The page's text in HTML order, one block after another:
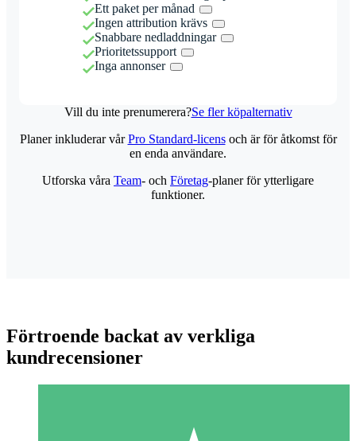
Ett paket per månad
Ingen attribution krävs
Snabbare nedladdningar
Prioritetssupport
Inga annonser
Vill du inte prenumerera?Se fler köpalternativ
Planer inkluderar vårPro Standard-licensoch är för åtkomst för
en enda användare.
Utforska våra Team- och Företag-planer för ytterligare
funktioner.
Förtroende backat av verkliga
kundrecensioner